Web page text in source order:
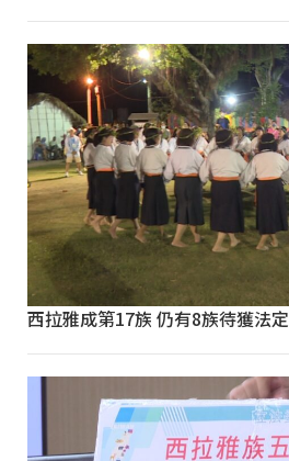
西拉雅成第17族 仍有8族待獲法